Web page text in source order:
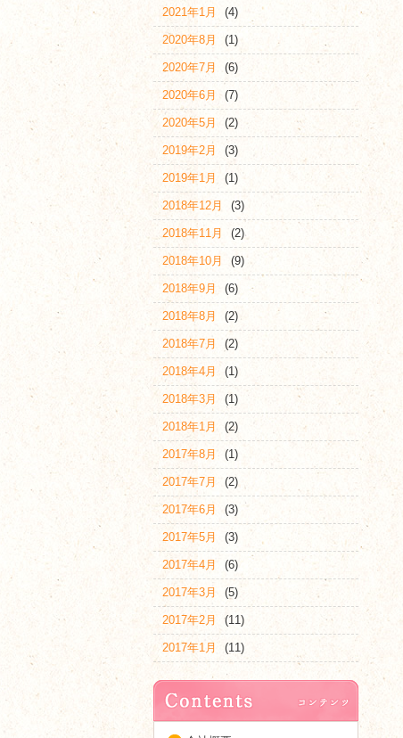
2021年1月 (4)
2020年8月 (1)
2020年7月 (6)
2020年6月 (7)
2020年5月 (2)
2019年2月 (3)
2019年1月 (1)
2018年12月 (3)
2018年11月 (2)
2018年10月 (9)
2018年9月 (6)
2018年8月 (2)
2018年7月 (2)
2018年4月 (1)
2018年3月 (1)
2018年1月 (2)
2017年8月 (1)
2017年7月 (2)
2017年6月 (3)
2017年5月 (3)
2017年4月 (6)
2017年3月 (5)
2017年2月 (11)
2017年1月 (11)